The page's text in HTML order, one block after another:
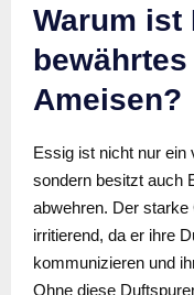
Warum ist
Ameisen?
Essig ist nicht nur ein
sondern besitzt auch
abwehren. Der
irritierend, da er ihre
kommunizieren und
Ohne diese